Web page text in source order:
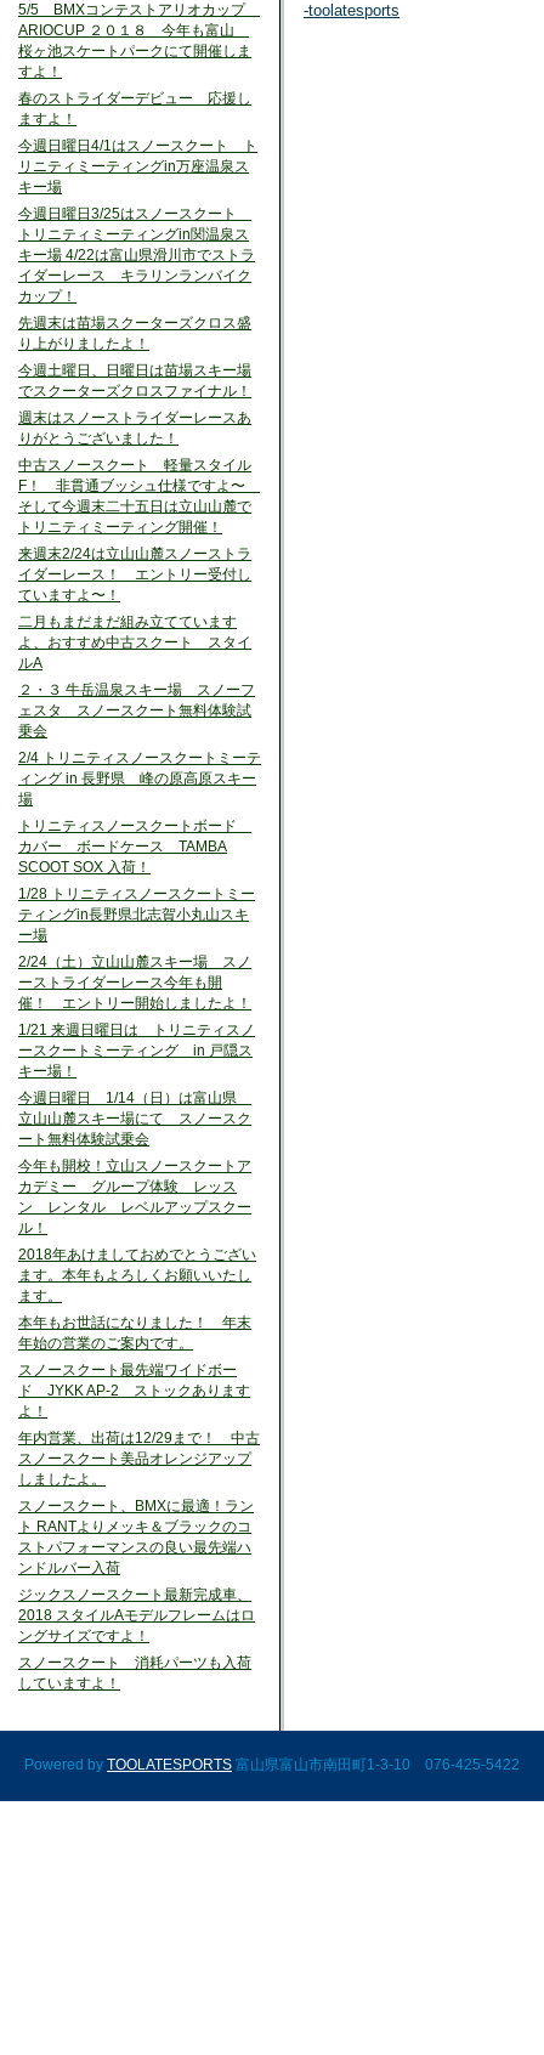
-toolatesports
5/5 BMXコンテストアリオカップ
ARIOCUP ２０１８ 今年も富山
桜ヶ池スケートパークにて開催しま
すよ！
春のストライダーデビュー 応援し
ますよ！
今週日曜日4/1はスノースクート ト
リニティミーティングin万座温泉ス
キー場
今週日曜日3/25はスノースクート
トリニティミーティングin関温泉ス
キー場 4/22は富山県滑川市でストラ
イダーレース キラリンランバイク
カップ！
先週末は苗場スクーターズクロス盛
り上がりましたよ！
今週土曜日、日曜日は苗場スキー場
でスクーターズクロスファイナル！
週末はスノーストライダーレースあ
りがとうございました！
中古スノースクート 軽量スタイル
F！ 非貫通ブッシュ仕様ですよ〜
そして今週末二十五日は立山山麓で
トリニティミーティング開催！
来週末2/24は立山山麓スノーストラ
イダーレース！ エントリー受付し
ていますよ〜！
二月もまだまだ組み立てています
よ、おすすめ中古スクート スタイ
ルA
２・３ 牛岳温泉スキー場 スノーフ
ェスタ スノースクート無料体験試
乗会
2/4 トリニティスノースクートミーテ
ィング in 長野県 峰の原高原スキー
場
トリニティスノースクートボード
カバー ボードケース TAMBA
SCOOT SOX 入荷！
1/28 トリニティスノースクートミー
ティングin長野県北志賀小丸山スキ
ー場
2/24（土）立山山麓スキー場 スノ
ーストライダーレース今年も開
催！ エントリー開始しましたよ！
1/21 来週日曜日は トリニティスノ
ースクートミーティング in 戸隠ス
キー場！
今週日曜日 1/14（日）は富山県
立山山麓スキー場にて スノースク
ート無料体験試乗会
今年も開校！立山スノースクートア
カデミー グループ体験 レッス
ン レンタル レベルアップスクー
ル！
2018年あけましておめでとうござい
ます。本年もよろしくお願いいたし
ます。
本年もお世話になりました！ 年末
年始の営業のご案内です。
スノースクート最先端ワイドボー
ド JYKK AP-2 ストックあります
よ！
年内営業、出荷は12/29まで！ 中古
スノースクート美品オレンジアップ
しましたよ。
スノースクート、BMXに最適！ラン
ト RANTよりメッキ＆ブラックのコ
ストパフォーマンスの良い最先端ハ
ンドルバー入荷
ジックスノースクート最新完成車、
2018 スタイルAモデルフレームはロ
ングサイズですよ！
スノースクート 消耗パーツも入荷
していますよ！
Powered by TOOLATESPORTS 富山県富山市南田町1-3-10 076-425-5422